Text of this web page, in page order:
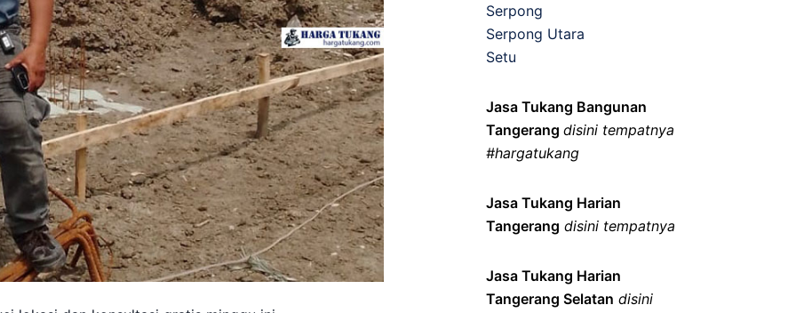
Serpong
Serpong Utara
Setu
Jasa Tukang Bangunan
Tangerang disini tempatnya
#hargatukang
Jasa Tukang Harian
Tangerang disini tempatnya
Jasa Tukang Harian
Tangerang Selatan disini